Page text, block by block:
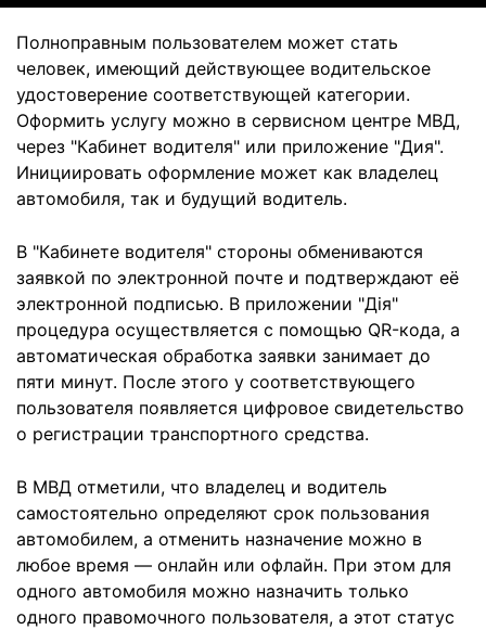
Полноправным пользователем может стать
человек, имеющий действующее водительское
удостоверение соответствующей категории.
Оформить услугу можно в сервисном центре МВД,
через "Кабинет водителя" или приложение "Дия".
Инициировать оформление может как владелец
автомобиля, так и будущий водитель.
В "Кабинете водителя" стороны обмениваются
заявкой по электронной почте и подтверждают её
электронной подписью. В приложении "Дія"
процедура осуществляется с помощью QR-кода, а
автоматическая обработка заявки занимает до
пяти минут. После этого у соответствующего
пользователя появляется цифровое свидетельство
о регистрации транспортного средства.
В МВД отметили, что владелец и водитель
самостоятельно определяют срок пользования
автомобилем, а отменить назначение можно в
любое время — онлайн или офлайн. При этом для
одного автомобиля можно назначить только
одного правомочного пользователя, а этот статус